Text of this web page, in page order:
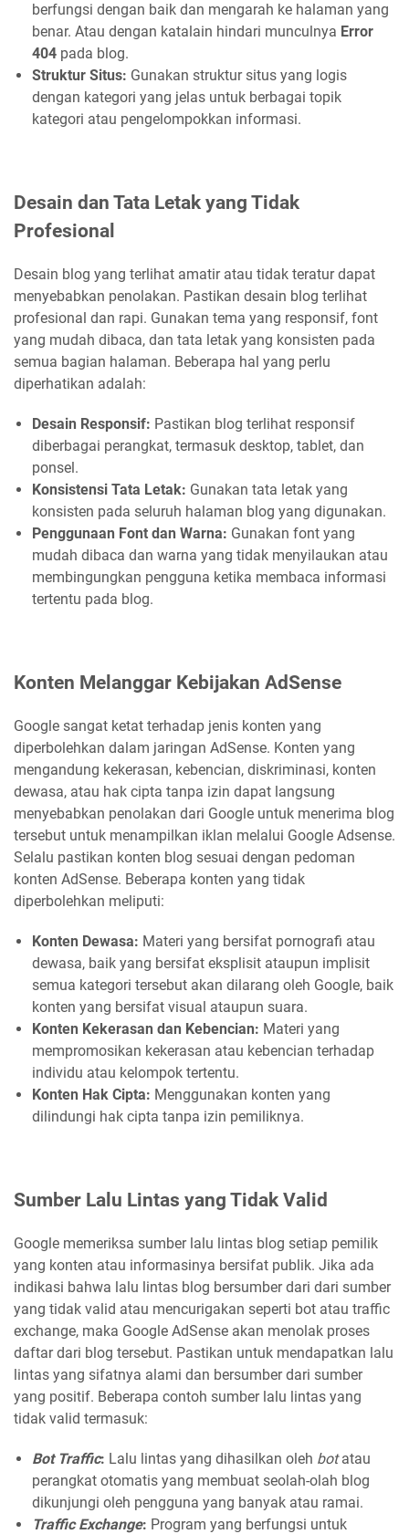
berfungsi dengan baik dan mengarah ke halaman yang
benar. Atau dengan katalain hindari munculnya Error
404 pada blog.
Struktur Situs: Gunakan struktur situs yang logis
dengan kategori yang jelas untuk berbagai topik
kategori atau pengelompokkan informasi.
Desain dan Tata Letak yang Tidak
Profesional
Desain blog yang terlihat amatir atau tidak teratur dapat
menyebabkan penolakan. Pastikan desain blog terlihat
profesional dan rapi. Gunakan tema yang responsif, font
yang mudah dibaca, dan tata letak yang konsisten pada
semua bagian halaman. Beberapa hal yang perlu
diperhatikan adalah:
Desain Responsif: Pastikan blog terlihat responsif
diberbagai perangkat, termasuk desktop, tablet, dan
ponsel.
Konsistensi Tata Letak: Gunakan tata letak yang
konsisten pada seluruh halaman blog yang digunakan.
Penggunaan Font dan Warna: Gunakan font yang
mudah dibaca dan warna yang tidak menyilaukan atau
membingungkan pengguna ketika membaca informasi
tertentu pada blog.
Konten Melanggar Kebijakan AdSense
Google sangat ketat terhadap jenis konten yang
diperbolehkan dalam jaringan AdSense. Konten yang
mengandung kekerasan, kebencian, diskriminasi, konten
dewasa, atau hak cipta tanpa izin dapat langsung
menyebabkan penolakan dari Google untuk menerima blog
tersebut untuk menampilkan iklan melalui Google Adsense.
Selalu pastikan konten blog sesuai dengan pedoman
konten AdSense. Beberapa konten yang tidak
diperbolehkan meliputi:
Konten Dewasa: Materi yang bersifat pornografi atau
dewasa, baik yang bersifat eksplisit ataupun implisit
semua kategori tersebut akan dilarang oleh Google, baik
konten yang bersifat visual ataupun suara.
Konten Kekerasan dan Kebencian: Materi yang
mempromosikan kekerasan atau kebencian terhadap
individu atau kelompok tertentu.
Konten Hak Cipta: Menggunakan konten yang
dilindungi hak cipta tanpa izin pemiliknya.
Sumber Lalu Lintas yang Tidak Valid
Google memeriksa sumber lalu lintas blog setiap pemilik
yang konten atau informasinya bersifat publik. Jika ada
indikasi bahwa lalu lintas blog bersumber dari dari sumber
yang tidak valid atau mencurigakan seperti bot atau traffic
exchange, maka Google AdSense akan menolak proses
daftar dari blog tersebut. Pastikan untuk mendapatkan lalu
lintas yang sifatnya alami dan bersumber dari sumber
yang positif. Beberapa contoh sumber lalu lintas yang
tidak valid termasuk:
Bot Traffic: Lalu lintas yang dihasilkan oleh botatau
perangkat otomatis yang membuat seolah-olah blog
dikunjungi oleh pengguna yang banyak atau ramai.
Traffic Exchange: Program yang berfungsi untuk